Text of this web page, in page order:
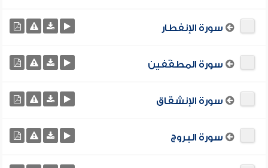
سورة الإنفطار
سورة المطفّفين
سورة الإنشقاق
سورة البروج